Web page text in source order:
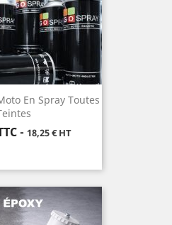
En Spray Toutes
- 18,25 € HT